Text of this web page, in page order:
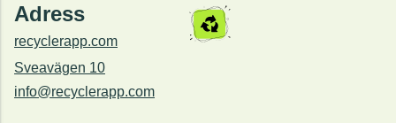
Adress
recyclerapp.com
Sveavägen 10
info@recyclerapp.com